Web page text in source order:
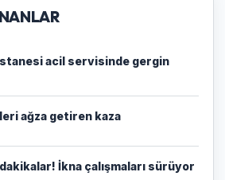
acil servisinde gergin
ağza getiren kaza
İkna çalışmaları sürüyor